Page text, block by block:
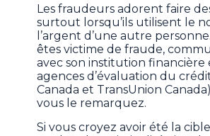
Les fraudeurs adorent faire
surtout lorsqu’ils utilisent le
l’argent d’une autre
êtes victime de fraude,
avec son institution financière
agences d’évaluation du
Canada et TransUnion
vous le remarquez.
Si vous croyez avoir été la